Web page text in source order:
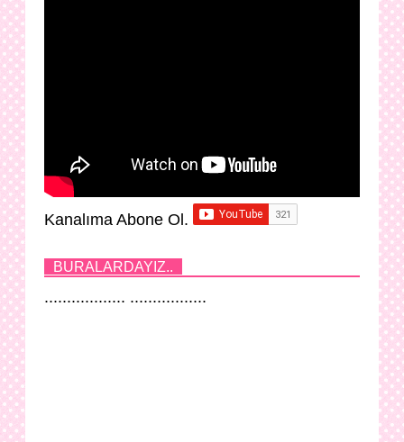
Kanalıma Abone Ol.
BURALARDAYIZ..
.................. .................